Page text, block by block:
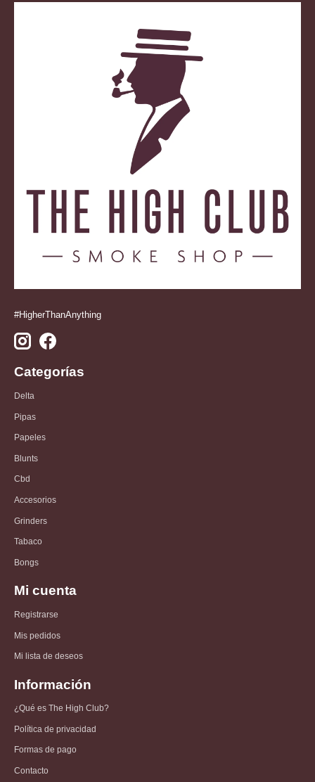
#HigherThanAnything
Categorías
Delta
Pipas
Papeles
Blunts
Cbd
Accesorios
Grinders
Tabaco
Bongs
Mi cuenta
Registrarse
Mis pedidos
Mi lista de deseos
Información
¿Qué es The High Club?
Política de privacidad
Formas de pago
Contacto